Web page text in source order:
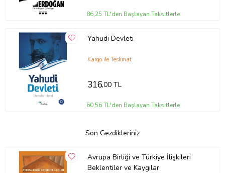
86,25 TL'den Başlayan Taksitlerle
Yahudi Devleti
Kargo ile Teslimat
316,00 TL
60,56 TL'den Başlayan Taksitlerle
Son Gezdikleriniz
Avrupa Birliği ve Türkiye İlişkileri
Beklentiler ve Kaygılar